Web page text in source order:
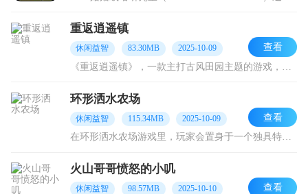
重返逍遥镇
休闲益智 83.30MB 2025-10-09 查看
环形洒水农场
休闲益智 115.34MB 2025-10-09
在环形洒水农场游戏里，玩家会置身于一个独具特色的Q版农场经营世界。在这里，你能够种植各式各样的农作物，像小麦、玉米、蔬菜以及水果等等。这款游戏可不简单，它既需要
查看
火山哥哥愤怒的小叽
休闲益智 98.57MB 2025-10-10 查看